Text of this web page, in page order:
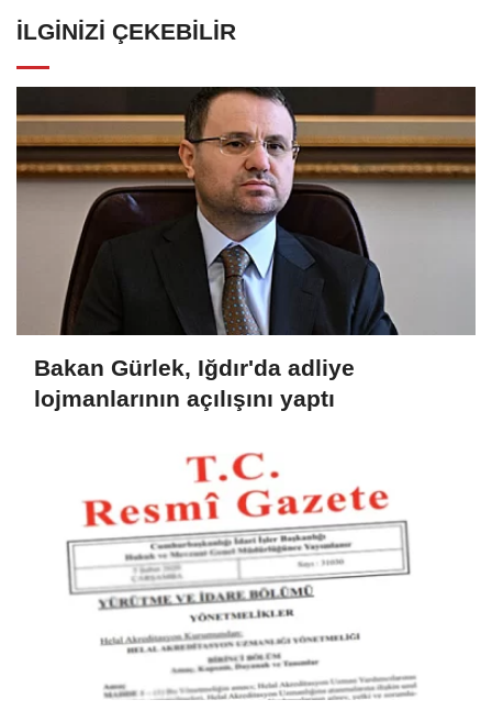
İLGINIZI ÇEKEBILIR
Bakan Gürlek, Iğdır'da adliye
lojmanlarının açılışını yaptı